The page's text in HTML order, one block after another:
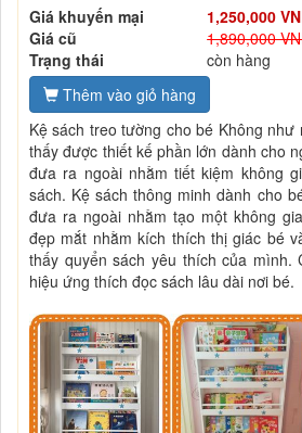
Giá khuyến mại
1,250,000
Giá cũ
1,890,000
Trạng thái
còn hàng
Thêm vào giỏ hàng
Kệ sách treo tường cho bé Không
thấy được thiết kế phần lớn dành cho
đưa ra ngoài nhằm tiết kiệm không
sách. Kệ sách thông minh dành cho
đưa ra ngoài nhằm tạo một không
đẹp mắt nhằm kích thích thị giác bé
thấy quyển sách yêu thích của mình.
hiệu ứng thích đọc sách lâu dài nơi bé.